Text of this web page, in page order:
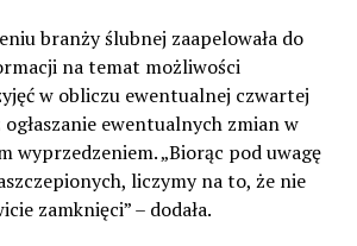
branży ślubnej zaapelowała do
na temat możliwości
w obliczu ewentualnej czwartej
ewentualnych zmian w
wyprzedzeniem. „Biorąc pod uwagę
liczymy na to, że nie
zamknięci” – dodała.